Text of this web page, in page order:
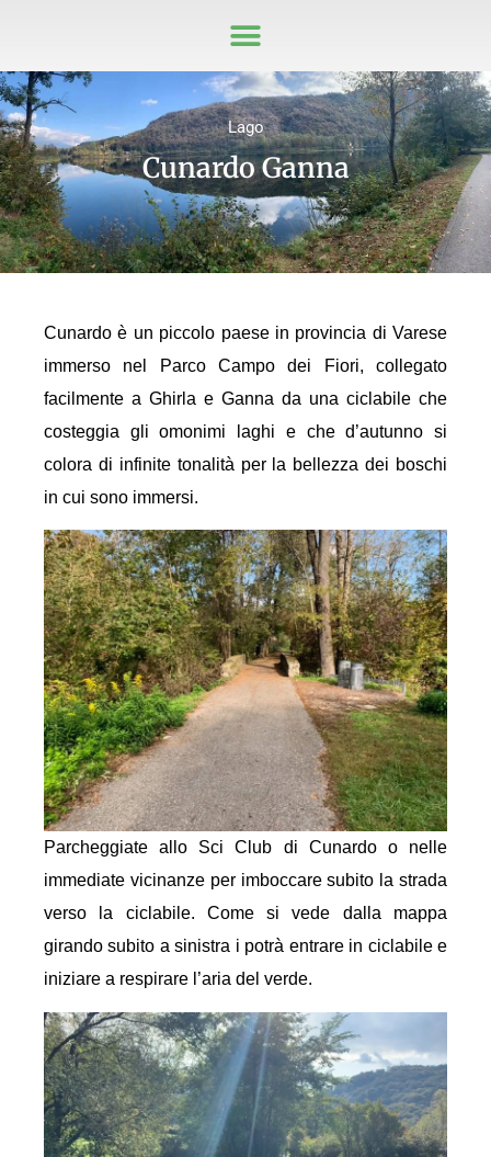
Lago
Cunardo Ganna
Cunardo è un piccolo paese in provincia di Varese
immerso nel Parco Campo dei Fiori, collegato
facilmente a Ghirla e Ganna da una ciclabile che
costeggia gli omonimi laghi e che d’autunno si
colora di infinite tonalità per la bellezza dei boschi
in cui sono immersi.
Parcheggiate allo Sci Club di Cunardo o nelle
immediate vicinanze per imboccare subito la strada
verso la ciclabile. Come si vede dalla mappa
girando subito a sinistra i potrà entrare in ciclabile e
iniziare a respirare l’aria del verde.